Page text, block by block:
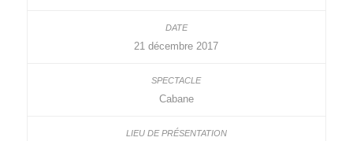
21 décembre 2017
Cabane